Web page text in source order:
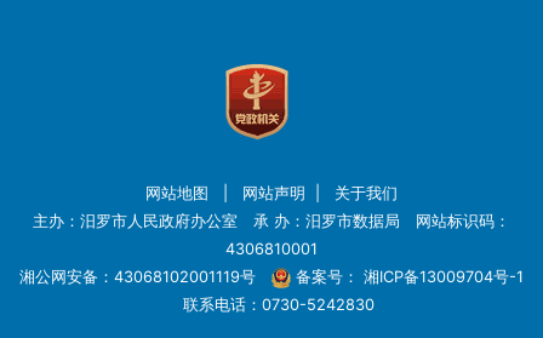
网站地图 网站声明
关于我们
主办：汨罗市人民政府办公室 承 办：汨罗市数据局 网站标识码：
4306810001
湘公网安备：43068102001119号
备案号： 湘ICP备13009704号-1
联系电话：0730-5242830